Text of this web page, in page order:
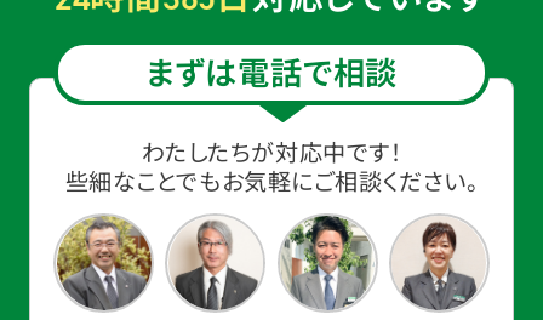
まずは電話で相談
わたしたちが対応中です！
些細なことでもお気軽にご相談ください。